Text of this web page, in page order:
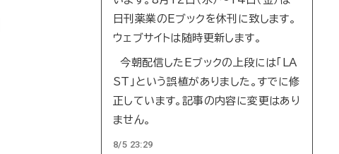
日刊薬業のEブックを休刊に致します。
ウェブサイトは随時更新します。
今朝配信したEブックの上段には「LA
ST」という誤植がありました。すでに修
正しています。記事の内容に変更はあり
ません。
8/5 23:29